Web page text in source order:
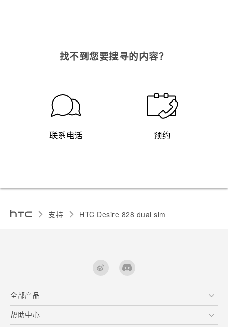
找不到您要搜寻的内容？
联系电话 预约
支持 HTC Desire 828 dual sim‎
全部产品
区块链智能手机
帮助中心